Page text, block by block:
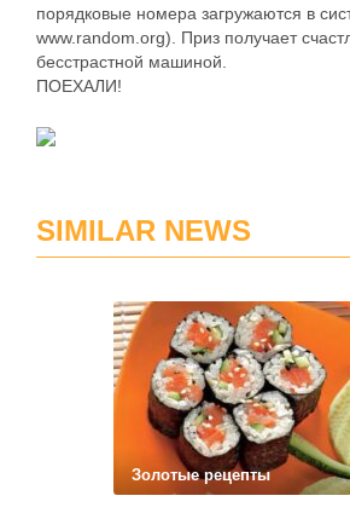
порядковые номера загружаются в
www.random.org). Приз получает
бесстрастной машиной.
ПОЕХАЛИ!
SIMILAR NEWS
Золотые рецепты